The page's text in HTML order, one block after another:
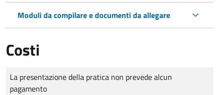
Moduli da compilare e documenti da allegare
Costi
Tipo di pagamento
Importo
La presentazione della pratica non prevede alcun
pagamento